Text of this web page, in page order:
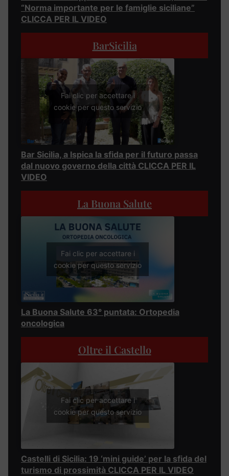
“Norma importante per le famiglie siciliane”
CLICCA PER IL VIDEO
BarSicilia
Fai clic per accettare i
cookie per questo servizio
Bar Sicilia, a Ispica la sfida per il futuro passa
dal nuovo governo della città CLICCA PER IL
VIDEO
La Buona Salute
Fai clic per accettare i
cookie per questo servizio
La Buona Salute 63° puntata: Ortopedia
oncologica
Oltre il Castello
Fai clic per accettare i
cookie per questo servizio
Castelli di Sicilia: 19 ‘mini guide’ per la sfida del
turismo di prossimità CLICCA PER IL VIDEO